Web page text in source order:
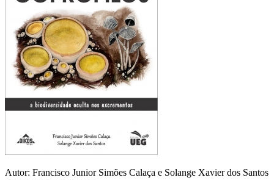
Autor: Francisco Junior Simões Calaça e Solange Xavier dos Santos